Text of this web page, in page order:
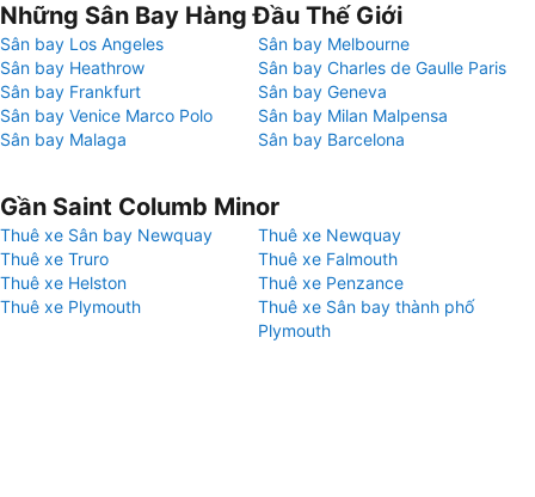
Những Sân Bay Hàng Đầu Thế Giới
Sân bay Los Angeles
Sân bay Melbourne
Sân bay Heathrow
Sân bay Charles de Gaulle Paris
Sân bay Frankfurt
Sân bay Geneva
Sân bay Venice Marco Polo
Sân bay Milan Malpensa
Sân bay Malaga
Sân bay Barcelona
Gần Saint Columb Minor
Thuê xe Sân bay Newquay
Thuê xe Newquay
Thuê xe Truro
Thuê xe Falmouth
Thuê xe Helston
Thuê xe Penzance
Thuê xe Plymouth
Thuê xe Sân bay thành phố
Plymouth